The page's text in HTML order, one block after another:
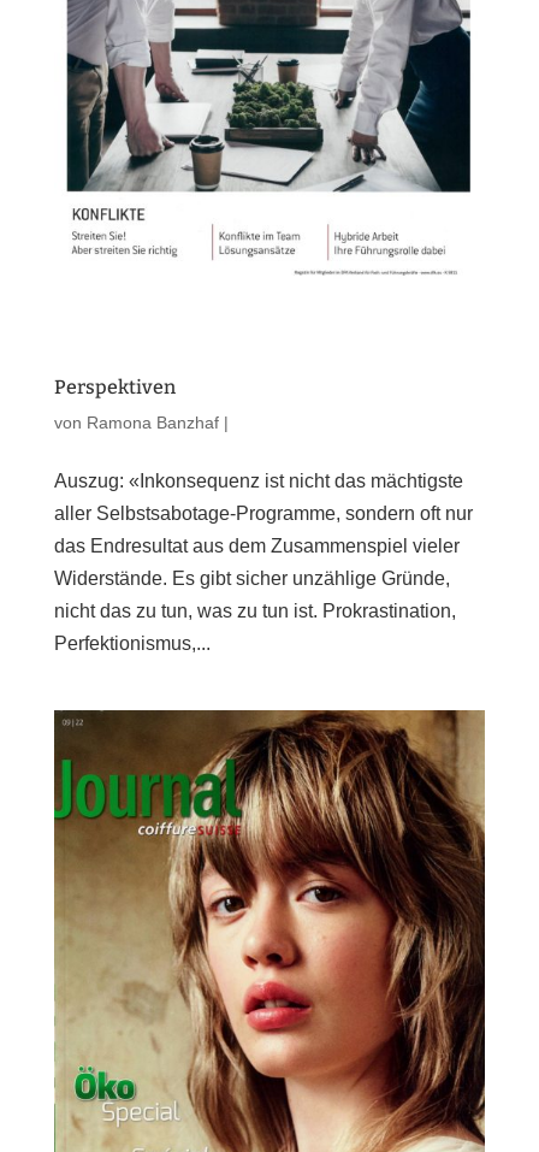
Perspektiven
von Ramona Banzhaf|
Auszug: «Inkonsequenz ist nicht das mächtigste
aller Selbstsabotage-Programme, sondern oft nur
das Endresultat aus dem Zusammenspiel vieler
Widerstände. Es gibt sicher unzählige Gründe,
nicht das zu tun, was zu tun ist. Prokrastination,
Perfektionismus,...